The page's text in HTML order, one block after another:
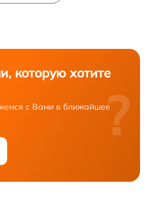
которую хотите
с Вами в ближайшее?